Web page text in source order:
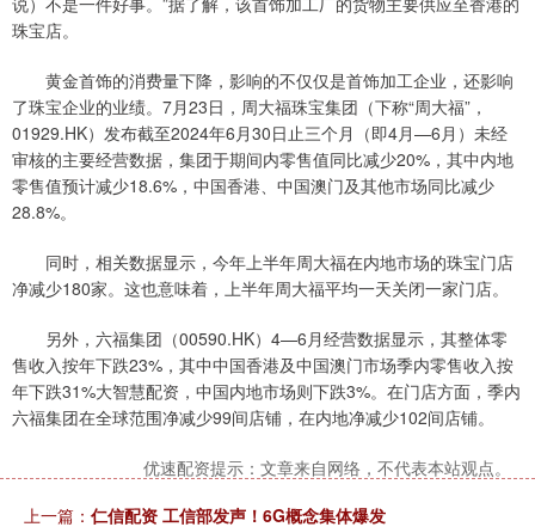
珠宝店。
黄金首饰的消费量下降，影响的不仅仅是首饰加工企业，还影响
了珠宝企业的业绩。7月23日，周大福珠宝集团（下称“周大福”，
01929.HK）发布截至2024年6月30日止三个月（即4月—6月）未经
审核的主要经营数据，集团于期间内零售值同比减少20%，其中内地
零售值预计减少18.6%，中国香港、中国澳门及其他市场同比减少
28.8%。
同时，相关数据显示，今年上半年周大福在内地市场的珠宝门店
净减少180家。这也意味着，上半年周大福平均一天关闭一家门店。
另外，六福集团（00590.HK）4—6月经营数据显示，其整体零
售收入按年下跌23%，其中中国香港及中国澳门市场季内零售收入按
年下跌31%大智慧配资，中国内地市场则下跌3%。在门店方面，季内
六福集团在全球范围净减少99间店铺，在内地净减少102间店铺。
优速配资提示：文章来自网络，不代表本站观点。
上一篇： 仁信配资 工信部发声！6G概念集体爆发